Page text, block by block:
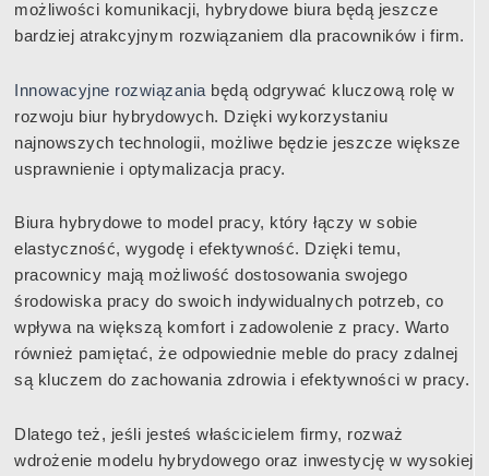
możliwości komunikacji, hybrydowe biura będą jeszcze
bardziej atrakcyjnym rozwiązaniem dla pracowników i firm.
Innowacyjne rozwiązania będą odgrywać kluczową rolę w
rozwoju biur hybrydowych. Dzięki wykorzystaniu
najnowszych technologii, możliwe będzie jeszcze większe
usprawnienie i optymalizacja pracy.
Biura hybrydowe to model pracy, który łączy w sobie
elastyczność, wygodę i efektywność. Dzięki temu,
pracownicy mają możliwość dostosowania swojego
środowiska pracy do swoich indywidualnych potrzeb, co
wpływa na większą komfort i zadowolenie z pracy. Warto
również pamiętać, że odpowiednie meble do pracy zdalnej
są kluczem do zachowania zdrowia i efektywności w pracy.
Dlatego też, jeśli jesteś właścicielem firmy, rozważ
wdrożenie modelu hybrydowego oraz inwestycję w wysokiej